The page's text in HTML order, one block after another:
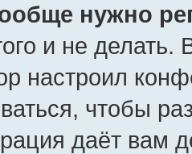
нужно
и не делать.
настроил
чтобы
даёт вам